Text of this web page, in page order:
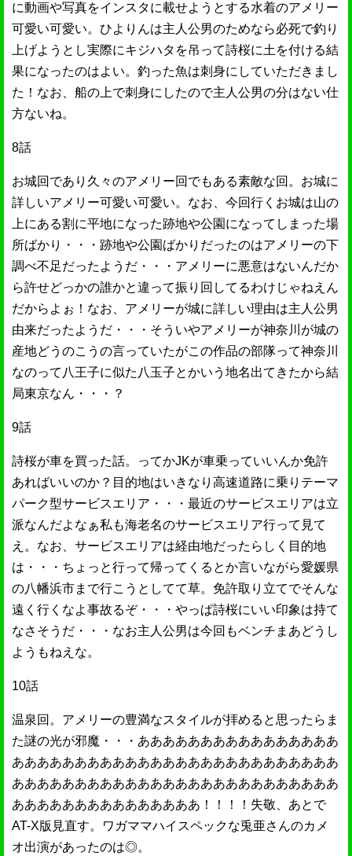
に動画や写真をインスタに載せようとする水着のアメリー
可愛い可愛い。ひよりんは主人公男のためなら必死で釣り
上げようとし実際にキジハタを吊って詩桜に土を付ける結
果になったのはよい。釣った魚は刺身にしていただきまし
た！なお、船の上で刺身にしたので主人公男の分はない仕
方ないね。
8話
お城回であり久々のアメリー回でもある素敵な回。お城に
詳しいアメリー可愛い可愛い。なお、今回行くお城は山の
上にある割に平地になった跡地や公園になってしまった場
所ばかり・・・跡地や公園ばかりだったのはアメリーの下
調べ不足だったようだ・・・アメリーに悪意はないんだか
ら許せどっかの誰かと違って振り回してるわけじゃねえん
だからよぉ！なお、アメリーが城に詳しい理由は主人公男
由来だったようだ・・・そういやアメリーが神奈川が城の
産地どうのこうの言っていたがこの作品の部隊って神奈川
なのって八王子に似た八玉子とかいう地名出てきたから結
局東京なん・・・？
9話
詩桜が車を買った話。ってかJKが車乗っていいんか免許
あればいいのか？目的地はいきなり高速道路に乗りテーマ
パーク型サービスエリア・・・最近のサービスエリアは立
派なんだよなぁ私も海老名のサービスエリア行って見て
え。なお、サービスエリアは経由地だったらしく目的地
は・・・ちょっと行って帰ってくるとか言いながら愛媛県
の八幡浜市まで行こうとしてて草。免許取り立てでそんな
遠く行くなよ事故るぞ・・・やっぱ詩桜にいい印象は持て
なさそうだ・・・なお主人公男は今回もベンチまあどうし
ようもねえな。
10話
温泉回。アメリーの豊満なスタイルが拝めると思ったらま
た謎の光が邪魔・・・ああああああああああああああああ
ああああああああああああああああああああああああああ
ああああああああああああああああああああああああああ
あああああああああああああああ！！！！失敬、あとで
AT-X版見直す。ワガママハイスペックな兎亜さんのカメ
オ出演があったのは◎。